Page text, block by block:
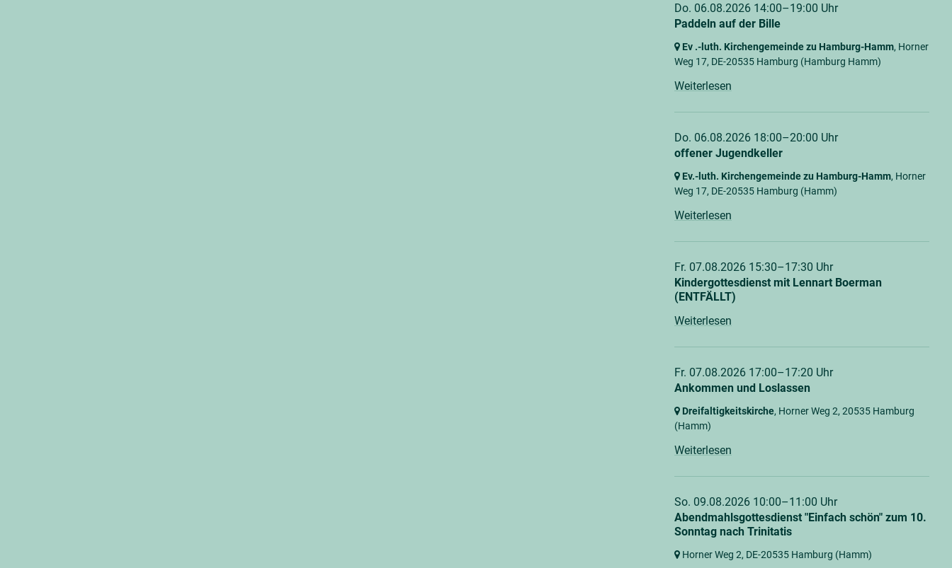
Do. 06.08.2026 14:00–19:00 Uhr
Paddeln auf der Bille
Ev .-luth. Kirchengemeinde zu Hamburg-Hamm, Horner
Weg 17, DE-20535 Hamburg (Hamburg Hamm)
Weiterlesen
Do. 06.08.2026 18:00–20:00 Uhr
offener Jugendkeller
Ev.-luth. Kirchengemeinde zu Hamburg-Hamm, Horner
Weg 17, DE-20535 Hamburg (Hamm)
Weiterlesen
Fr. 07.08.2026 15:30–17:30 Uhr
Kindergottesdienst mit Lennart Boerman
(ENTFÄLLT)
Weiterlesen
Fr. 07.08.2026 17:00–17:20 Uhr
Ankommen und Loslassen
Dreifaltigkeitskirche, Horner Weg 2, 20535 Hamburg
(Hamm)
Weiterlesen
So. 09.08.2026 10:00–11:00 Uhr
Abendmahlsgottesdienst "Einfach schön" zum 10.
Sonntag nach Trinitatis
Horner Weg 2, DE-20535 Hamburg (Hamm)